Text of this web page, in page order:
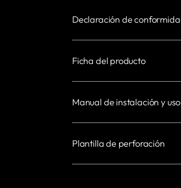
Declaración de
Ficha del producto
Manual de instalación y uso
Plantilla de perforación